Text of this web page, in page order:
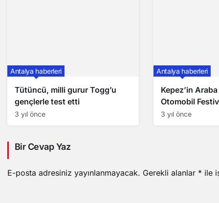
Tütüncü, milli gurur Togg’u
gençlerle test etti
Antalya haberleri
3 yıl önce
Kepez’in
Otomobil
Antalya haberleri
3 yıl önce
Bir Cevap Yaz
E-posta adresiniz yayınlanmayacak. Gerekli alanlar * ile